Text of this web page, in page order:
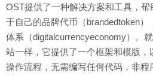
OST提供了一种解决方案和工具，
于自己的品牌代币（brandedtoken
体系（digitalcurrencyeconomy）。
站一样，它提供了一个框架和模版
操作流程，无需编写任何代码，非程